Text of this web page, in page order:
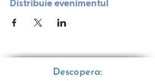
Distribuie evenimentul
Descopera: